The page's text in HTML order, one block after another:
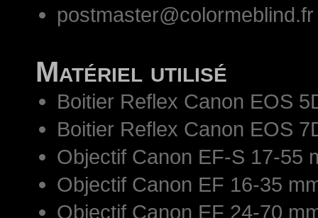
postmaster@colormeblind.fr
Matériel utilisé
Boitier Reflex Canon EOS
Boitier Reflex Canon EOS
Objectif Canon EF-S 17-55
Objectif Canon EF 16-35
Objectif Canon EF 24-70